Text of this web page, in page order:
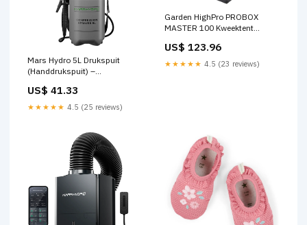
Mars Hydro 5L Drukspuit
(Handdrukspuit) –
met Sproeilans, Schouderriem
& Fijne Verneveling voor
US$ 41.33
★★★★★ 4.5 (25 reviews)
Garden HighPro PROBOX
MASTER 100 Kweektent
Professionele 600D Indoor
Grow Tent met 97% Mylar &
US$ 123.96
★★★★★ 4.5 (23 reviews)